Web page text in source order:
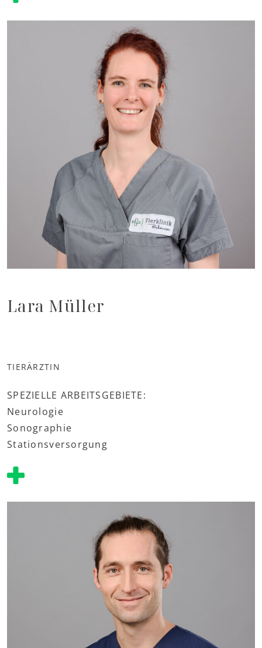
Lara Müller
TIERÄRZTIN
SPEZIELLE ARBEITSGEBIETE:
Neurologie
Sonographie
Stationsversorgung